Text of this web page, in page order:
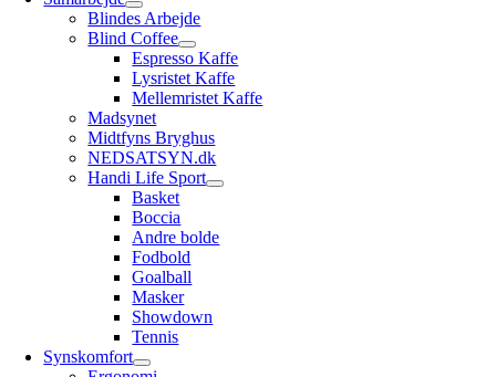
Blindes Arbejde
Blind Coffee
Espresso Kaffe
Lysristet Kaffe
Mellemristet Kaffe
Madsynet
Midtfyns Bryghus
NEDSATSYN.dk
Handi Life Sport
Basket
Boccia
Andre bolde
Fodbold
Goalball
Masker
Showdown
Tennis
Synskomfort